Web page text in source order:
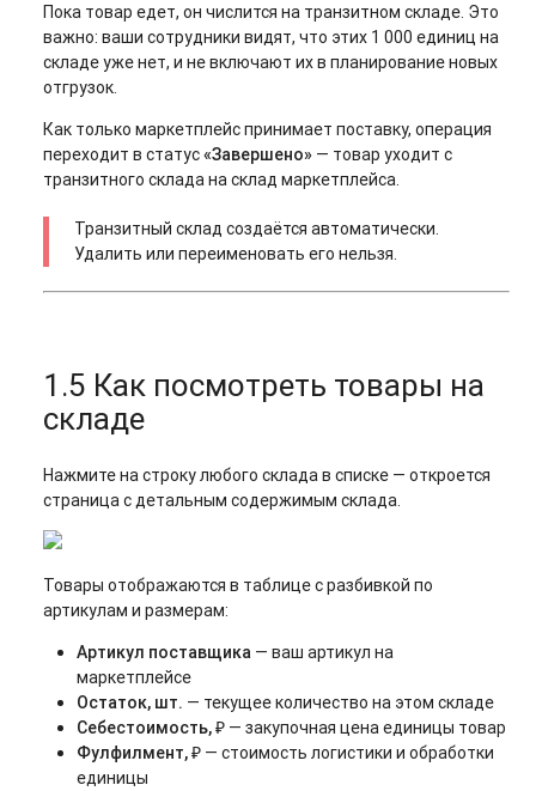
Пока товар едет, он числится на транзитном складе. Это
важно: ваши сотрудники видят, что этих 1 000 единиц на
складе уже нет, и не включают их в планирование новых
отгрузок.
Как только маркетплейс принимает поставку, операция
переходит в статус«Завершено» — товар уходит с
транзитного склада на склад маркетплейса.
Транзитный склад создаётся автоматически.
Удалить или переименовать его нельзя.
1.5 Как посмотреть товары на
складе
Нажмите на строку любого склада в списке — откроется
страница с детальным содержимым склада.
Товары отображаются в таблице с разбивкой по
артикулам и размерам:
Артикул поставщика — ваш артикул на
маркетплейсе
Остаток, шт. — текущее количество на этом складе
Себестоимость, ₽ — закупочная цена единицы товар
Фулфилмент, ₽ — стоимость логистики и обработки
единицы